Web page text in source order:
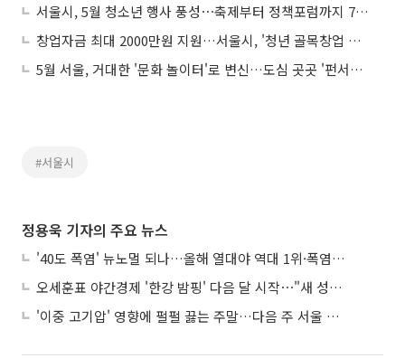
서울시, 5월 청소년 행사 풍성⋯축제부터 정책포럼까지 75개 열린다
창업자금 최대 2000만원 지원…서울시, '청년 골목창업 경진대회' 연다
5월 서울, 거대한 '문화 놀이터'로 변신…도심 곳곳 '펀서울' 프로그램 가득
#서울시
정용욱 기자의 주요 뉴스
'40도 폭염' 뉴노멀 되나…올해 열대야 역대 1위·폭염일수 평년 3배 넘어
오세훈표 야간경제 '한강 밤핑' 다음 달 시작⋯"새 성장동력 만들 것"
'이중 고기압' 영향에 펄펄 끓는 주말…다음 주 서울 포함 서쪽이 더 덥다